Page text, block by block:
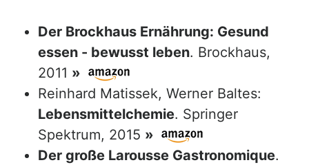
Der Brockhaus Ernährung: Gesund
essen - bewusst leben. Brockhaus,
2011 »
Reinhard Matissek, Werner Baltes:
Lebensmittelchemie. Springer
Spektrum, 2015 »
Der große Larousse Gastronomique.